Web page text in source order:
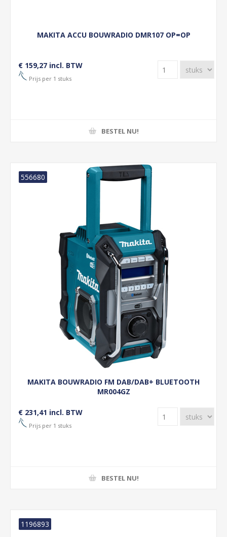
MAKITA ACCU BOUWRADIO DMR107 OP=OP
€ 159,27 incl. BTW
Prijs per 1 stuks
BESTEL NU!
MAKITA BOUWRADIO FM DAB/DAB+ BLUETOOTH
MR004GZ
556680
€ 231,41 incl. BTW
Prijs per 1 stuks
BESTEL NU!
1196893